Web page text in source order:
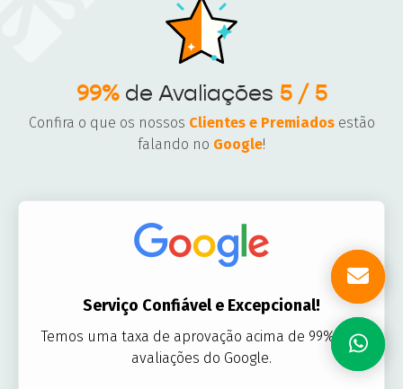
99%de Avaliações 5 / 5
Confira o que os nossos Clientes e Premiadosestão
falando no Google!
Serviço Confiável e Excepcional!
Temos uma taxa de aprovação acima de 99% nas
avaliações do Google.